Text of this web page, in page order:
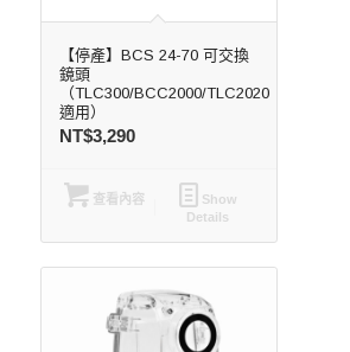
【停產】BCS 24-70 可交換
鏡頭
（TLC300/BCC2000/TLC2020
適用）
NT$3,290
查看內容
Show
Details